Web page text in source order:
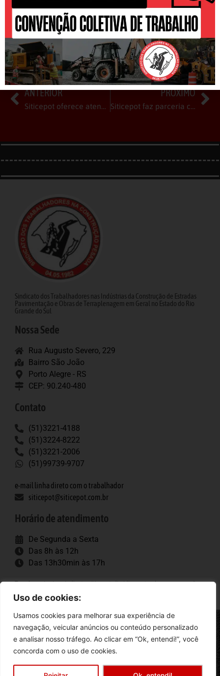
Uso de cookies:
Usamos cookies para melhorar sua experiência de
navegação, veicular anúncios ou conteúdo personalizado
e analisar nosso tráfego. Ao clicar em “Ok, entendi!”, você
concorda com o uso de cookies.
COMPARTILHE
ANTERIOR PRÓXIMO
Sindicato dos Trabalhadores nas Indústrias da Construção de Estradas
Pavimentação e Obras de Terraplenagem em Geral no Estado do Rio
Grande do Sul
Nossa Sede
Rua Augusto Severo, 229
Bairro São João
Porto Alegre - RS
CEP: 90.240-480
Contato
(51)3221-4188
(51)3224-8222
(51)3221-2006
(51)99739-9707
e-mail linha direto com o trabalhador
siticepot@siticepot.com.br
Horário de atendimento
De Segunda a Sexta
Das 8h às 12h
Das 13h30min às 17h
Tags importantes: sindicato, siticepot, dissidio, porto alegre, convenção
Siticepot
Rio Grande do Sul
criação: sitesrapidos.com.br